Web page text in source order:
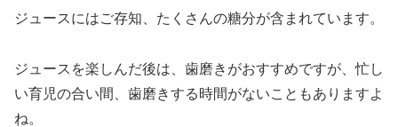
ジュースにはご存知、たくさんの糖分が含まれています。
ジュースを楽しんだ後は、歯磨きがおすすめですが、忙し
い育児の合い間、歯磨きする時間がないこともありますよ
ね。